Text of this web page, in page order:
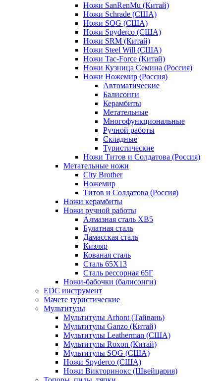
Ножи SanRenMu (Китай)
Ножи Schrade (США)
Ножи SOG (США)
Ножи Spyderco (США)
Ножи SRM (Китай)
Ножи Steel Will (США)
Ножи Tac-Force (Китай)
Ножи Кузница Семина (Россия)
Ножи Ножемир (Россия)
Автоматические
Балисонги
Керамбиты
Метательные
Многофункциональные
Ручной работы
Складные
Туристические
Ножи Титов и Солдатова (Россия)
Метательные ножи
City Brother
Ножемир
Титов и Солдатова (Россия)
Ножи керамбиты
Ножи ручной работы
Алмазная сталь ХВ5
Булатная сталь
Дамасская сталь
Кизляр
Кованая сталь
Сталь 65Х13
Сталь рессорная 65Г
Ножи-бабочки (балисонги)
EDC инструмент
Мачете туристические
Мультитулы
Мультитулы Arhont (Тайвань)
Мультитулы Ganzo (Китай)
Мультитулы Leatherman (США)
Мультитулы Roxon (Китай)
Мультитулы SOG (США)
Ножи Spyderco (США)
Ножи Викторинокс (Швейцария)